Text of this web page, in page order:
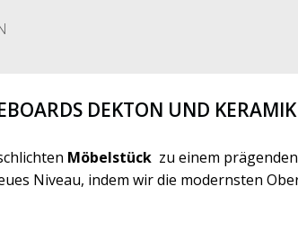
DEKTON UND KERAMIK
Möbelstück zu einem
Niveau, indem wir die modernsten